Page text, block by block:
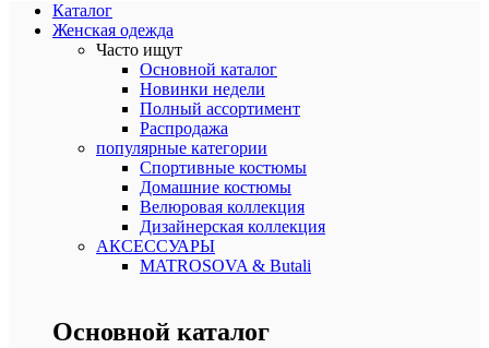
Каталог
Женская одежда
Часто ищут
Основной каталог
Новинки недели
Полный ассортимент
Распродажа
популярные категории
Спортивные костюмы
Домашние костюмы
Велюровая коллекция
Дизайнерская коллекция
АКСЕССУАРЫ
MATROSOVA & Butali
Основной каталог